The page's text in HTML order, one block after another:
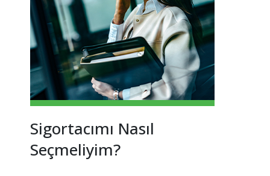
Sigortacımı Nasıl
Seçmeliyim?